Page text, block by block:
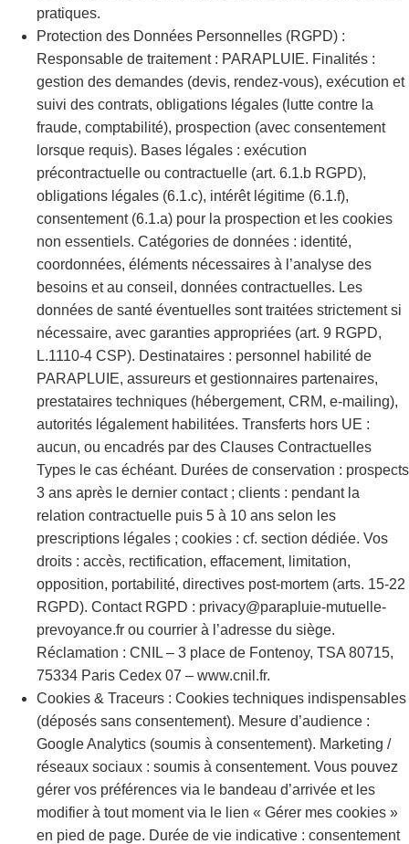
pratiques.
Protection des Données Personnelles (RGPD) :
Responsable de traitement : PARAPLUIE. Finalités :
gestion des demandes (devis, rendez-vous), exécution et
suivi des contrats, obligations légales (lutte contre la
fraude, comptabilité), prospection (avec consentement
lorsque requis). Bases légales : exécution
précontractuelle ou contractuelle (art. 6.1.b RGPD),
obligations légales (6.1.c), intérêt légitime (6.1.f),
consentement (6.1.a) pour la prospection et les cookies
non essentiels. Catégories de données : identité,
coordonnées, éléments nécessaires à l’analyse des
besoins et au conseil, données contractuelles. Les
données de santé éventuelles sont traitées strictement si
nécessaire, avec garanties appropriées (art. 9 RGPD,
L.1110-4 CSP). Destinataires : personnel habilité de
PARAPLUIE, assureurs et gestionnaires partenaires,
prestataires techniques (hébergement, CRM, e-mailing),
autorités légalement habilitées. Transferts hors UE :
aucun, ou encadrés par des Clauses Contractuelles
Types le cas échéant. Durées de conservation : prospects
3 ans après le dernier contact ; clients : pendant la
relation contractuelle puis 5 à 10 ans selon les
prescriptions légales ; cookies : cf. section dédiée. Vos
droits : accès, rectification, effacement, limitation,
opposition, portabilité, directives post-mortem (arts. 15-22
RGPD). Contact RGPD : privacy@parapluie-mutuelle-
prevoyance.fr ou courrier à l’adresse du siège.
Réclamation : CNIL – 3 place de Fontenoy, TSA 80715,
75334 Paris Cedex 07 – www.cnil.fr.
Cookies & Traceurs : Cookies techniques indispensables
(déposés sans consentement). Mesure d’audience :
Google Analytics (soumis à consentement). Marketing /
réseaux sociaux : soumis à consentement. Vous pouvez
gérer vos préférences via le bandeau d’arrivée et les
modifier à tout moment via le lien « Gérer mes cookies »
en pied de page. Durée de vie indicative : consentement